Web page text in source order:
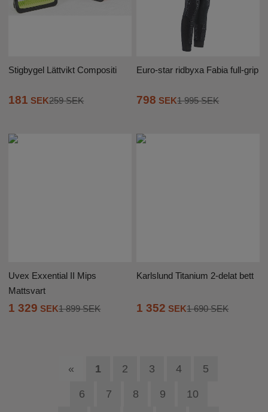
Stigbygel Lättvikt Compositi
181 SEK259 SEK
Euro-star ridbyxa Fabia full-grip
798 SEK1 995 SEK
Uvex Exxential II Mips
Mattsvart
1 329 SEK1 899 SEK
Karlslund Titanium 2-delat bett
1 352 SEK1 690 SEK
« 1 2 3 4 5
6 7 8 9 10